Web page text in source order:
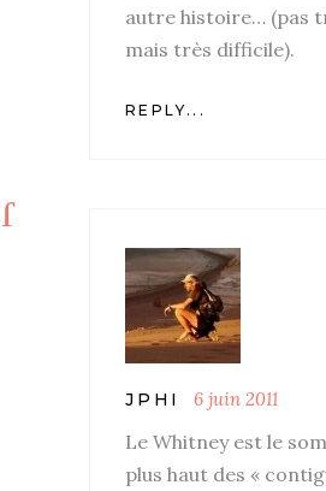
autre histoire… (pas
mais très difficile).
REPLY...
JPHI 6 juin 2011
Le Whitney est le
plus haut des «